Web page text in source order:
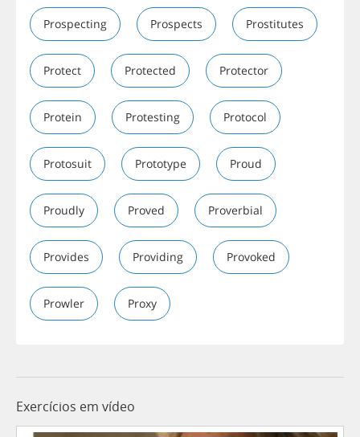
Prospecting Prospects Prostitutes
Protect Protected Protector
Protein Protesting Protocol
Protosuit Prototype Proud
Proudly Proved Proverbial
Provides Providing Provoked
Prowler Proxy
Exercícios em vídeo